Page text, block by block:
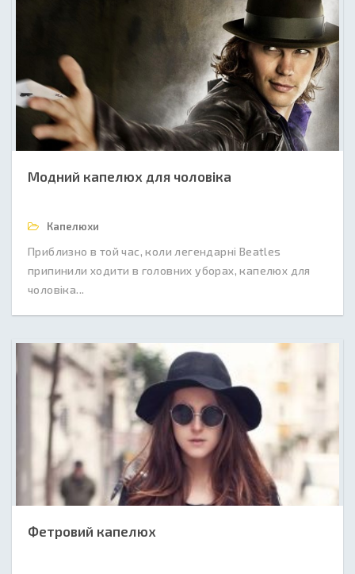
Модний капелюх для чоловіка
Капелюхи
Приблизно в той час, коли легендарні Beatles
припинили ходити в головних уборах, капелюх для
чоловіка...
Фетровий капелюх